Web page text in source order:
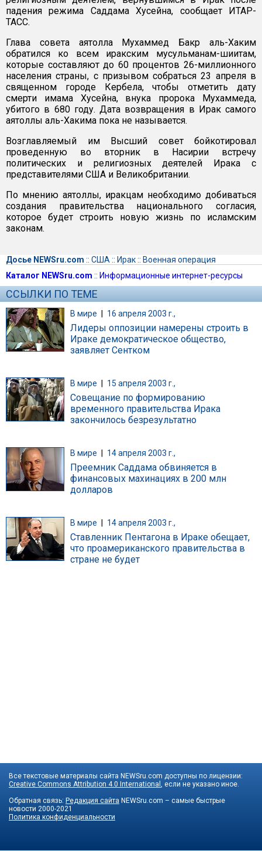
падения режима Саддама Хусейна, сообщает ИТАР-
ТАСС.
Глава совета аятолла Мухаммед Бакр аль-Хаким
обратился ко всем иракским мусульманам-шиитам,
которые составляют до 60 процентов 26-миллионного
населения страны, с призывом собраться 23 апреля в
священном городе Кербела, чтобы отметить дату
смерти имама Хусейна, внука пророка Мухаммеда,
убитого в 680 году. Дата возвращения в Ирак самого
аятоллы аль-Хакима пока не называется.
Возглавляемый им Высший совет бойкотировал
проведенную во вторник в Насирии встречу
политических и религиозных деятелей Ирака с
представителями США и Великобритании.
По мнению аятоллы, иракцам необходимо добиваться
создания правительства национального согласия,
которое будет строить новую жизнь по исламским
законам.
Досье NEWSru.com :: США :: Ирак:: Военная операция
Каталог NEWSru.com :: Информационные интернет-ресурсы
ССЫЛКИ ПО ТЕМЕ
В мире | 16 апреля 2003 г.,
Лидеры оппозиции намерены строить в
Ираке демократическое общество,
заявляет Сентком
В мире 15 апреля 2003 г.,
Совещание по формированию
временного правительства Ирака
закончилось безрезультатно
В мире 14 апреля 2003 г.,
Преемник Саддама обвиняется в
финансовых махинациях в 200 млн
долларов
В мире 14 апреля 2003 г.,
Ставленник Пентагона в Ираке обещает,
что проамериканского правительства в
стране не будет
Все текстовые материалы сайта NEWSru.com доступны по лицензии:
Creative Commons Attribution 4.0 International
, если не указано иное.
Обратная связь: Редакция сайта NEWSru.com – самые быстрые
новости 2000-2021
Политика конфиденциальности